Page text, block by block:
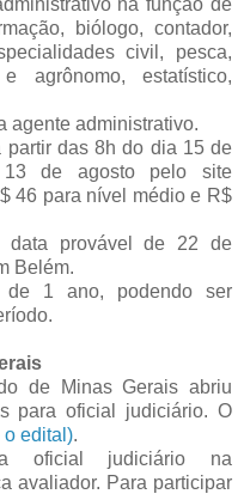
biólogo, contador,
civil, pesca,
agrônomo, estatístico,
agente administrativo.
partir das 8h do dia 15 de
de agosto pelo site
46 para nível médio e R$
data provável de 22 de
Belém.
1 ano, podendo ser
de Minas Gerais abriu
para oficial judiciário. O
o edital).
oficial judiciário na
avaliador. Para participar